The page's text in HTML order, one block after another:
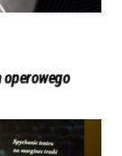
operowego